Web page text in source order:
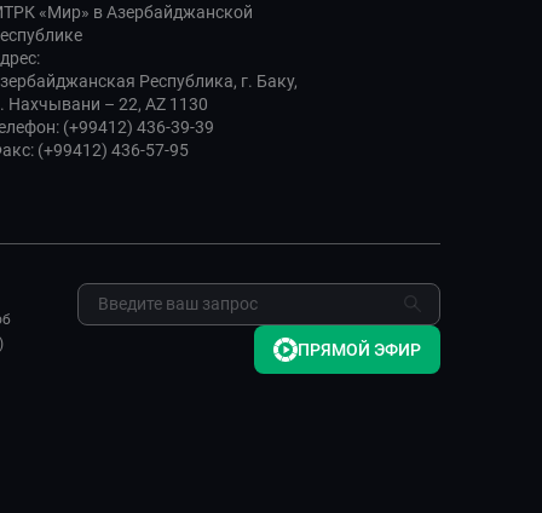
«Мир» в Азербайджанской
Республика, г. Баку,
Нахчывани – 22, AZ 1130
(+99412) 436-39-39
(+99412) 436-57-95
ПРЯМОЙ ЭФИР